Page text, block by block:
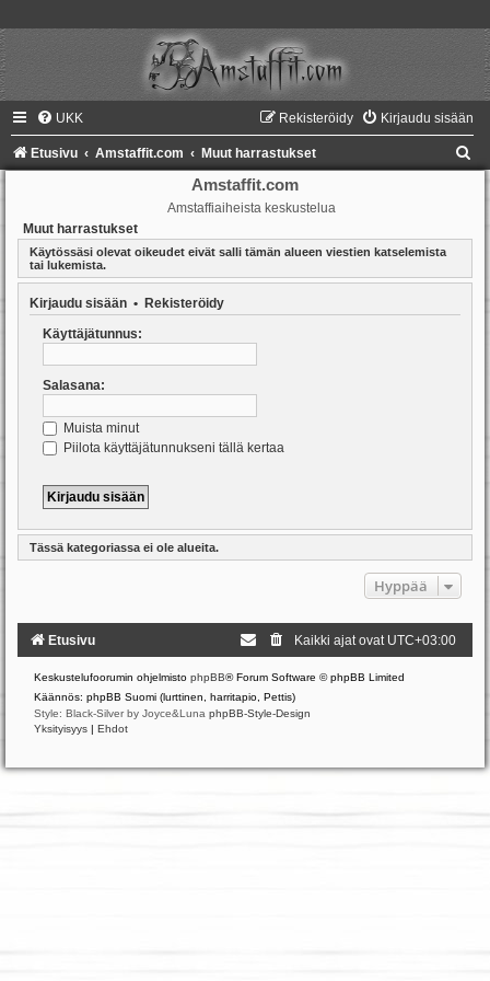
UKK Kirjaudu sisään
Rekisteröidy
Etusivu Amstaffit.com Muut harrastukset
Amstaffit.com
Amstaffiaiheista keskustelua
Muut harrastukset
Käytössäsi olevat oikeudet eivät salli tämän alueen viestien katselemista
tai lukemista.
Kirjaudu sisään • Rekisteröidy
Käyttäjätunnus:
Salasana:
Muista minut
Piilota käyttäjätunnukseni tällä kertaa
Tässä kategoriassa ei ole alueita.
Hyppää
Etusivu Kaikki ajat ovat UTC+03:00
Keskustelufoorumin ohjelmisto phpBB® Forum Software © phpBB Limited
Käännös: phpBB Suomi (lurttinen, harritapio, Pettis)
Style: Black-Silver by Joyce&Luna phpBB-Style-Design
Yksityisyys | Ehdot